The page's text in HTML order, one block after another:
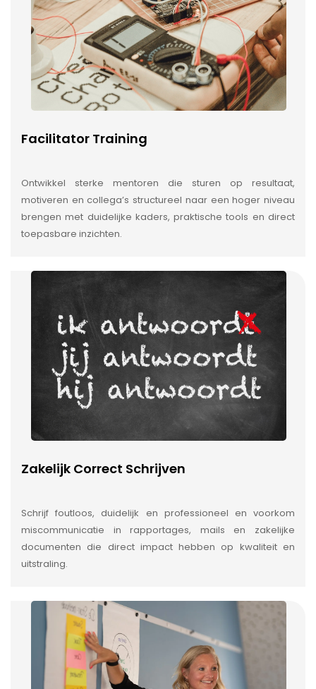
Facilitator Training
Ontwikkel sterke mentoren die sturen op resultaat,
motiveren en collega’s structureel naar een hoger niveau
brengen met duidelijke kaders, praktische tools en direct
toepasbare inzichten.
Zakelijk Correct Schrijven
Schrijf foutloos, duidelijk en professioneel en voorkom
miscommunicatie in rapportages, mails en zakelijke
documenten die direct impact hebben op kwaliteit en
uitstraling.